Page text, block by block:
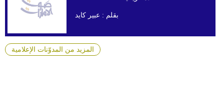
بقلم : عبير كايد
المزيد من المدوّنات الإعلامية